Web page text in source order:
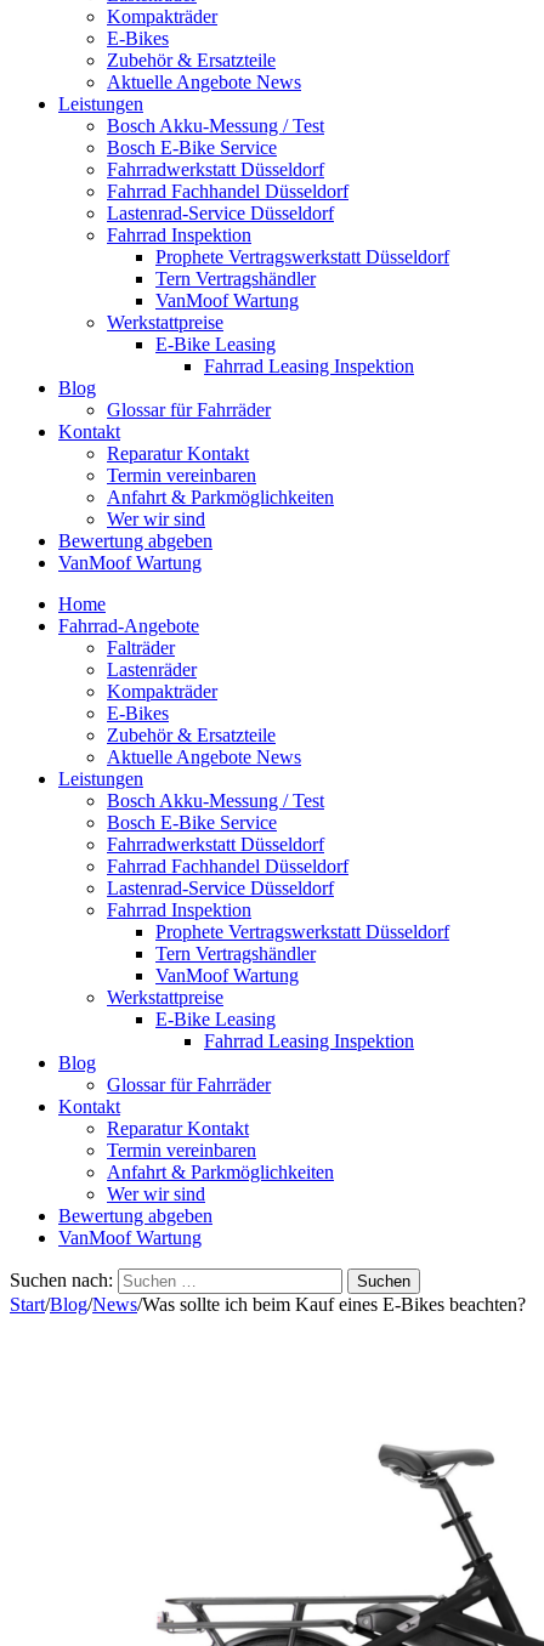
Kompakträder
E-Bikes
Zubehör & Ersatzteile
Aktuelle Angebote News
Leistungen
Bosch Akku-Messung / Test
Bosch E-Bike Service
Fahrradwerkstatt Düsseldorf
Fahrrad Fachhandel Düsseldorf
Lastenrad-Service Düsseldorf
Fahrrad Inspektion
Prophete Vertragswerkstatt Düsseldorf
Tern Vertragshändler
VanMoof Wartung
Werkstattpreise
E-Bike Leasing
Fahrrad Leasing Inspektion
Blog
Glossar für Fahrräder
Kontakt
Reparatur Kontakt
Termin vereinbaren
Anfahrt & Parkmöglichkeiten
Wer wir sind
Bewertung abgeben
VanMoof Wartung
Home
Fahrrad-Angebote
Falträder
Lastenräder
Kompakträder
E-Bikes
Zubehör & Ersatzteile
Aktuelle Angebote News
Leistungen
Bosch Akku-Messung / Test
Bosch E-Bike Service
Fahrradwerkstatt Düsseldorf
Fahrrad Fachhandel Düsseldorf
Lastenrad-Service Düsseldorf
Fahrrad Inspektion
Prophete Vertragswerkstatt Düsseldorf
Tern Vertragshändler
VanMoof Wartung
Werkstattpreise
E-Bike Leasing
Fahrrad Leasing Inspektion
Blog
Glossar für Fahrräder
Kontakt
Reparatur Kontakt
Termin vereinbaren
Anfahrt & Parkmöglichkeiten
Wer wir sind
Bewertung abgeben
VanMoof Wartung
Suchen nach:
Start/Blog/News/Was sollte ich beim Kauf eines E-Bikes beachten?